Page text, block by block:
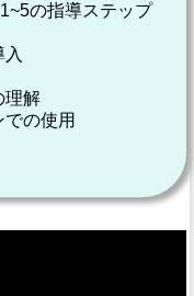
の指導ステップ
解
の使用